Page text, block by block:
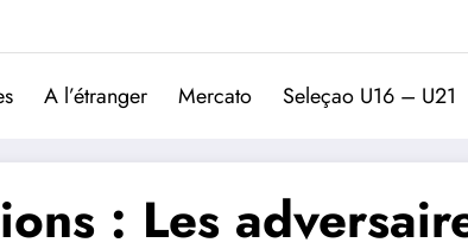
Trivela
L'actualité
A l’étranger Mercato Seleçao U16 – U21
: Les